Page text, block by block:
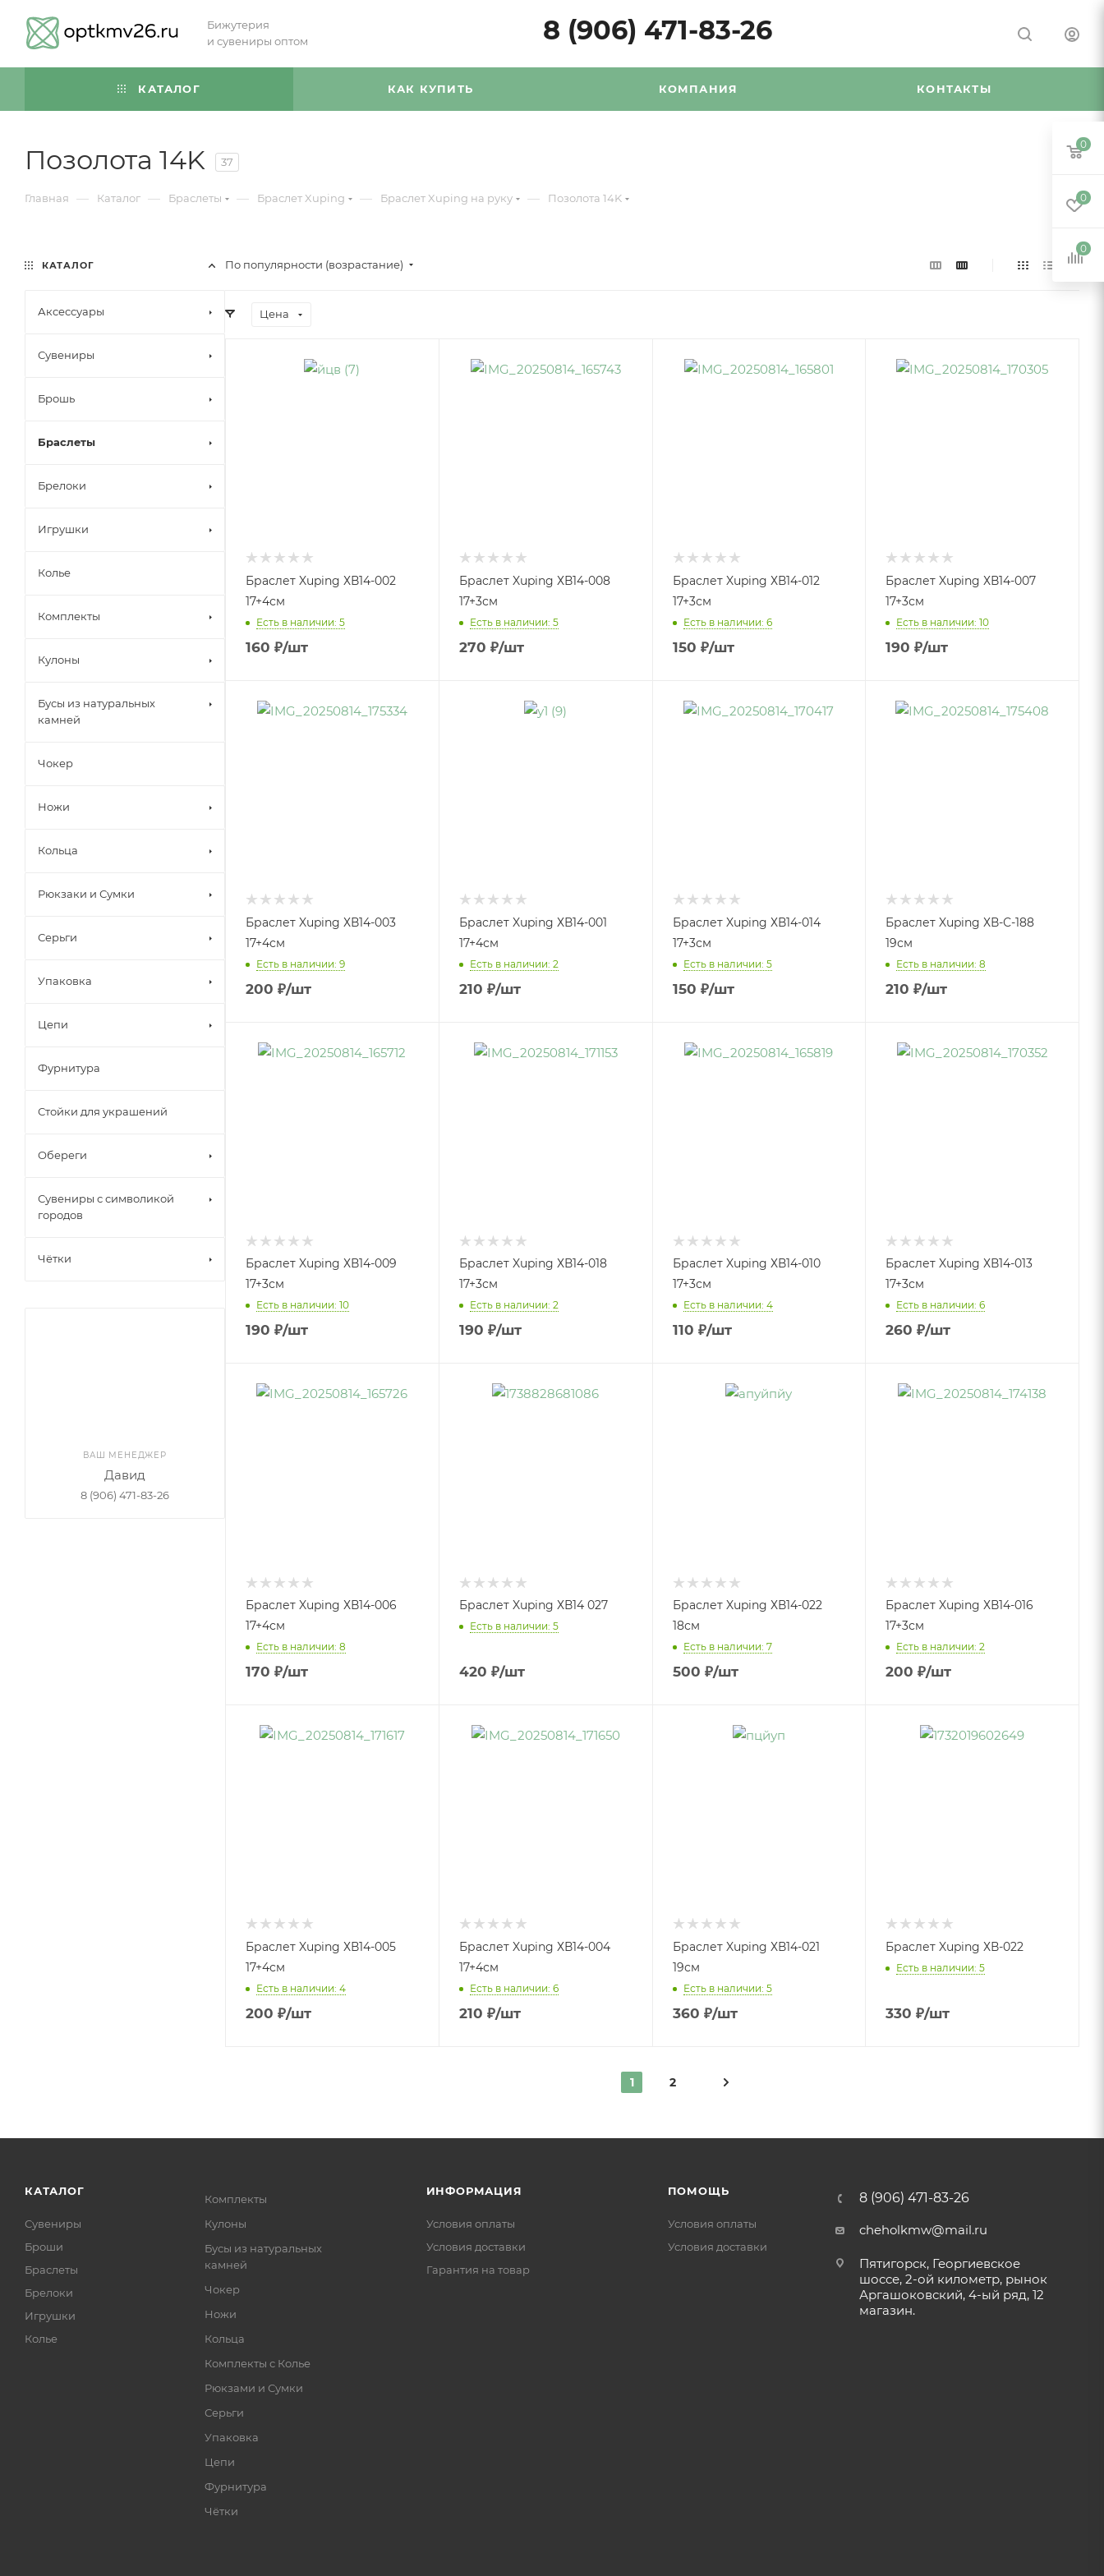
Бижутерия
и сувениры оптом
8 (906) 471-83-26
КАТАЛОГ КАК КУПИТЬ КОМПАНИЯ КОНТАКТЫ
Позолота 14K 37
Главная — Каталог — Браслеты — Браслет Xuping — Браслет Xuping на руку — Позолота 14K
По популярности (возрастание)
Цена
Браслет Xuping ХВ14-002
17+4см
Есть в наличии: 5
160 ₽/шт
Браслет Xuping ХВ14-008
17+3см
Есть в наличии: 5
270 ₽/шт
Браслет Xuping ХВ14-012
17+3см
Есть в наличии: 6
150 ₽/шт
Браслет Xuping ХВ14-007
17+3см
Есть в наличии: 10
190 ₽/шт
Браслет Xuping ХВ14-003
17+4см
Есть в наличии: 9
200 ₽/шт
Браслет Xuping ХВ14-001
17+4см
Есть в наличии: 2
210 ₽/шт
Браслет Xuping ХВ14-014
17+3см
Есть в наличии: 5
150 ₽/шт
Браслет Xuping ХВ-С-188
19см
Есть в наличии: 8
210 ₽/шт
Браслет Xuping ХВ14-009
17+3см
Есть в наличии: 10
190 ₽/шт
Браслет Xuping ХВ14-018
17+3см
Есть в наличии: 2
190 ₽/шт
Браслет Xuping ХВ14-010
17+3см
Есть в наличии: 4
110 ₽/шт
Браслет Xuping ХВ14-013
17+3см
Есть в наличии: 6
260 ₽/шт
Браслет Xuping ХВ14-006
17+4см
Есть в наличии: 8
170 ₽/шт
Браслет Xuping ХВ14 027
Есть в наличии: 5
420 ₽/шт
Браслет Xuping ХВ14-022
18см
Есть в наличии: 7
500 ₽/шт
Браслет Xuping ХВ14-016
17+3см
Есть в наличии: 2
200 ₽/шт
Браслет Xuping ХВ14-005
17+4см
Есть в наличии: 4
200 ₽/шт
Браслет Xuping ХВ14-004
17+4см
Есть в наличии: 6
210 ₽/шт
Браслет Xuping ХВ14-021
19см
Есть в наличии: 5
360 ₽/шт
Браслет Xuping ХВ-022
Есть в наличии: 5
330 ₽/шт
1 2
КАТАЛОГ
Аксессуары
Сувениры
Брошь
Браслеты
Брелоки
Игрушки
Колье
Комплекты
Кулоны
Бусы из натуральных
камней
Чокер
Ножи
Кольца
Рюкзаки и Сумки
Серьги
Упаковка
Цепи
Фурнитура
Стойки для украшений
Обереги
Сувениры с символикой
городов
Чётки
ВАШ МЕНЕДЖЕР
Давид
8 (906) 471-83-26
КАТАЛОГ
Сувениры
Броши
Браслеты
Брелоки
Игрушки
Колье
Комплекты
Кулоны
Бусы из натуральных
камней
Чокер
Ножи
Кольца
Комплекты с Колье
Рюкзами и Сумки
Серьги
Упаковка
Цепи
Фурнитура
Чётки
ИНФОРМАЦИЯ
Условия оплаты
Условия доставки
Гарантия на товар
ПОМОЩЬ
Условия оплаты
Условия доставки
8 (906) 471-83-26
cheholkmw@mail.ru
Пятигорск, Георгиевское
шоссе, 2-ой километр, рынок
Аргашоковский, 4-ый ряд, 12
магазин.
0
0
0